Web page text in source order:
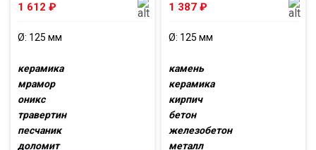
1 612 ₽
Ø: 125 мм
керамика
мрамор
оникс
травертин
песчаник
доломит
1 387 ₽
Ø: 125 мм
камень
керамика
кирпич
бетон
железобетон
металл